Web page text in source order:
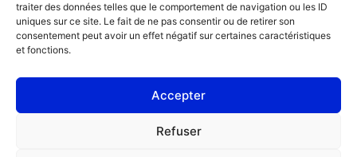
traiter des données telles que le comportement de navigation ou les ID
uniques sur ce site. Le fait de ne pas consentir ou de retirer son
consentement peut avoir un effet négatif sur certaines caractéristiques
et fonctions.
Accepter
Refuser